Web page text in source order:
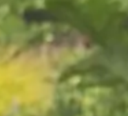
Een
tuin in